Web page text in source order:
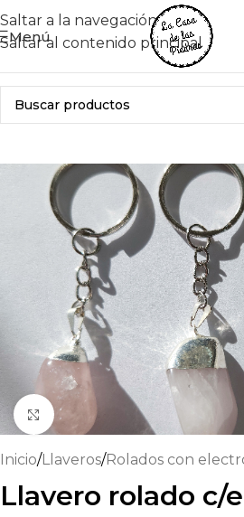
Saltar a la navegación
Saltar al contenido principal
Menú
Haga clic para ampliar
Inicio/Llaveros/Rolados con
Llavero rolado c/